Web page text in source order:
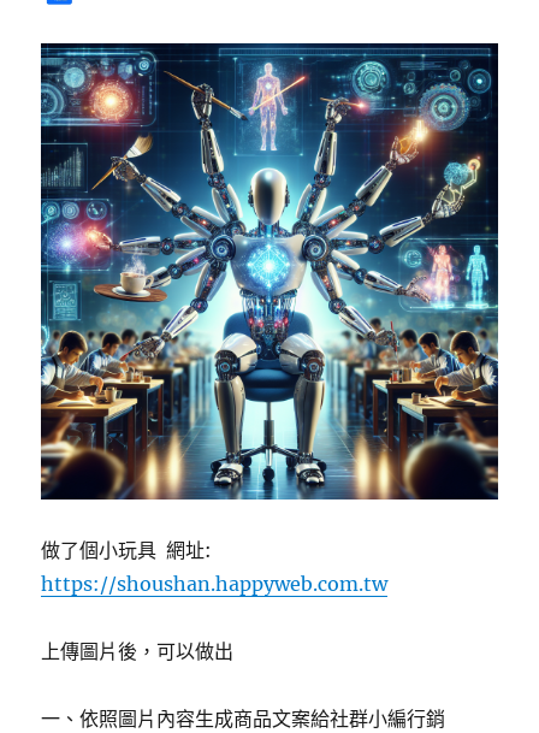
做了個小玩具 網址:
https://shoushan.happyweb.com.tw
上傳圖片後，可以做出
一、依照圖片內容生成商品文案給社群小編行銷